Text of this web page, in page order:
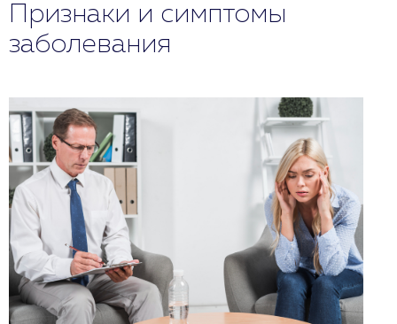
Признаки и симптомы
заболевания